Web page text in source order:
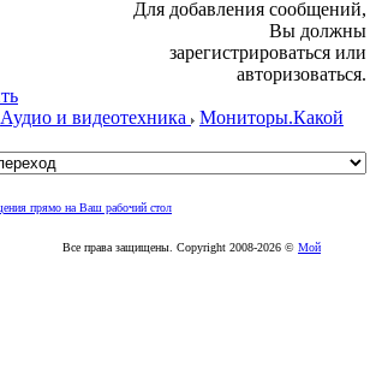
Для добавления сообщений,
Вы должны
зарегистрироваться или
авторизоваться.
Аудио и видеотехника
Мониторы.Какой
Все права защищены. Copyright 2008-2026 © Мой